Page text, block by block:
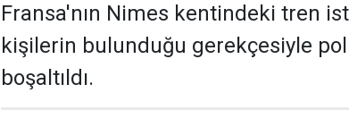
Fransa'nın Nimes kentindeki tren
kişilerin bulunduğu gerekçesiyle
boşaltıldı.